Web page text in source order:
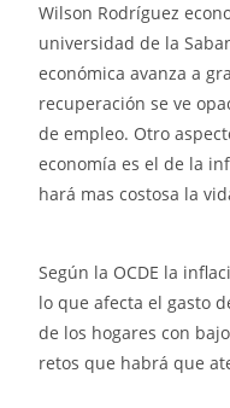
Wilson Rodríguez
universidad de la
económica avanza a
recuperación se ve
de empleo. Otro
economía es el de la
hará mas costosa la
Según la OCDE la
lo que afecta el gasto
de los hogares con
retos que habrá que